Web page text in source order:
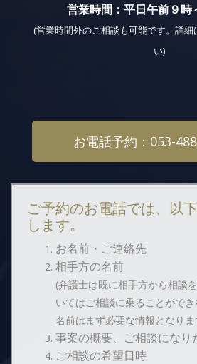
営業時間：平日午前９時
(営業時間外のご相談も可能です。詳細
い)
お電話予約：053-
ご予約のお電話では、以
します。
お名前・ご連絡先
相手方の名前
(弁護士は既に相手方から相談
いてはご相談に乗ることがで
名前はまず必要な情報となり
事案の概要、ご相談になり
ご相談の希望日時